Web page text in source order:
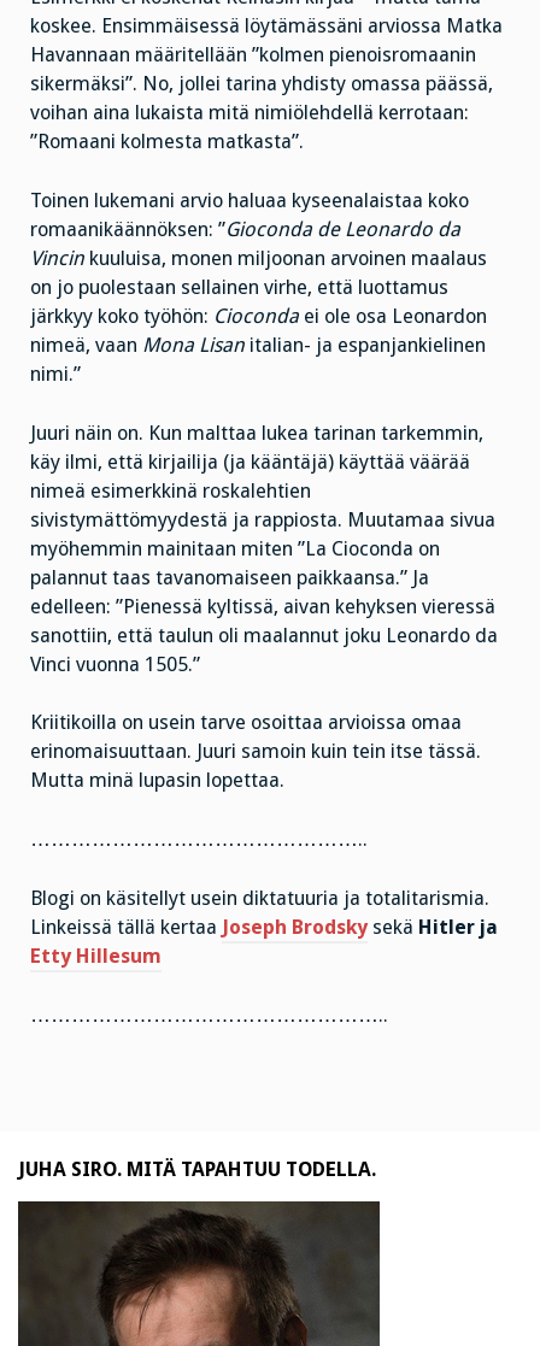
koskee. Ensimmäisessä löytämässäni arviossa Matka
Havannaan määritellään ”kolmen pienoisromaanin
sikermäksi”. No, jollei tarina yhdisty omassa päässä,
voihan aina lukaista mitä nimiölehdellä kerrotaan:
”Romaani kolmesta matkasta”.
Toinen lukemani arvio haluaa kyseenalaistaa koko
romaanikäännöksen: ”Gioconda de Leonardo da
Vincin kuuluisa, monen miljoonan arvoinen maalaus
on jo puolestaan sellainen virhe, että luottamus
järkkyy koko työhön: Cioconda ei ole osa Leonardon
nimeä, vaan Mona Lisan italian- ja espanjankielinen
nimi.”
Juuri näin on. Kun malttaa lukea tarinan tarkemmin,
käy ilmi, että kirjailija (ja kääntäjä) käyttää väärää
nimeä esimerkkinä roskalehtien
sivistymättömyydestä ja rappiosta. Muutamaa sivua
myöhemmin mainitaan miten ”La Cioconda on
palannut taas tavanomaiseen paikkaansa.” Ja
edelleen: ”Pienessä kyltissä, aivan kehyksen vieressä
sanottiin, että taulun oli maalannut joku Leonardo da
Vinci vuonna 1505.”
Kriitikoilla on usein tarve osoittaa arvioissa omaa
erinomaisuuttaan. Juuri samoin kuin tein itse tässä.
Mutta minä lupasin lopettaa.
…………………………………………..
Blogi on käsitellyt usein diktatuuria ja totalitarismia.
Linkeissä tällä kertaa Joseph Brodskysekä Hitler ja
Etty Hillesum
……………………………………………..
JUHA SIRO. MITÄ TAPAHTUU TODELLA.